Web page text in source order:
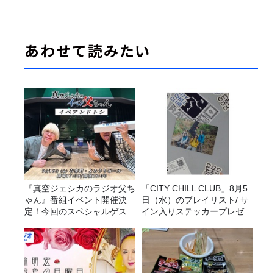
あわせて読みたい
『真空ジェシカのラジオ父ち
ゃん』番組イベント開催決
定！今回のスペシャルゲスト
「CITY CHILL CLUB」8月5
日（水）のプレイリスト/ サ
イン入りステッカープレゼン